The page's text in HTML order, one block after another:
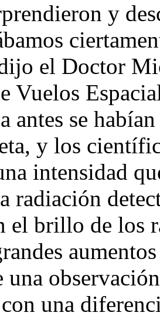
y
el Doctor
Vuelos
antes se
y los
intensidad
radiación
el brillo de los
una